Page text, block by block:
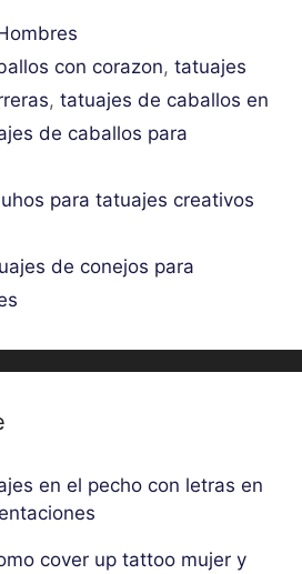
con corazon,tatuajes
, tatuajes de caballos en
de caballos para
para tatuajes creativos
de conejos para
en el pecho con letras en
cover up tattoo mujer y